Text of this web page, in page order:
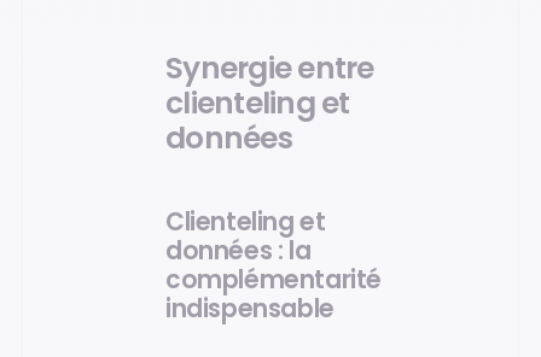
Synergie entre
clienteling et
données
Clienteling et
données : la
complémentarité
indispensable